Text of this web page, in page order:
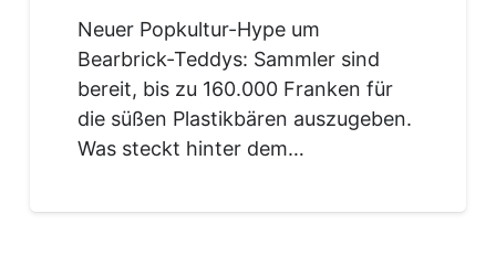
Neuer Popkultur-Hype um
Bearbrick-Teddys: Sammler sind
bereit, bis zu 160.000 Franken für
die süßen Plastikbären auszugeben.
Was steckt hinter dem…